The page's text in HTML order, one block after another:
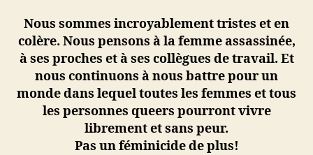
Nous sommes incroyablement tristes et en
colère. Nous pensons à la femme assassinée,
à ses proches et à ses collègues de travail. Et
nous continuons à nous battre pour un
monde dans lequel toutes les femmes et tous
les personnes queers pourront vivre
librement et sans peur.
Pas un féminicide de plus!